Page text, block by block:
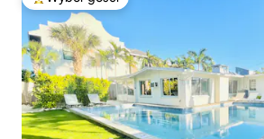
Najpopularniejsze z kategorii Wybór